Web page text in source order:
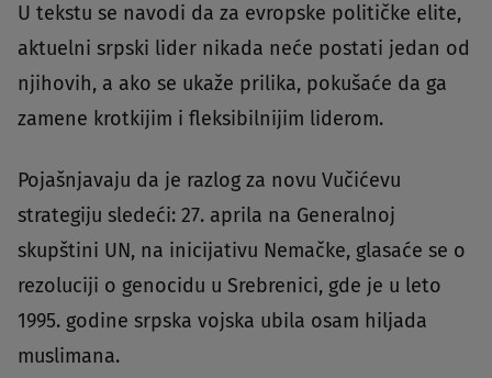
U tekstu se navodi da za evropske političke elite,
aktuelni srpski lider nikada neće postati jedan od
njihovih, a ako se ukaže prilika, pokušaće da ga
zamene krotkijim i fleksibilnijim liderom.
Pojašnjavaju da je razlog za novu Vučićevu
strategiju sledeći: 27. aprila na Generalnoj
skupštini UN, na inicijativu Nemačke, glasaće se o
rezoluciji o genocidu u Srebrenici, gde je u leto
1995. godine srpska vojska ubila osam hiljada
muslimana.